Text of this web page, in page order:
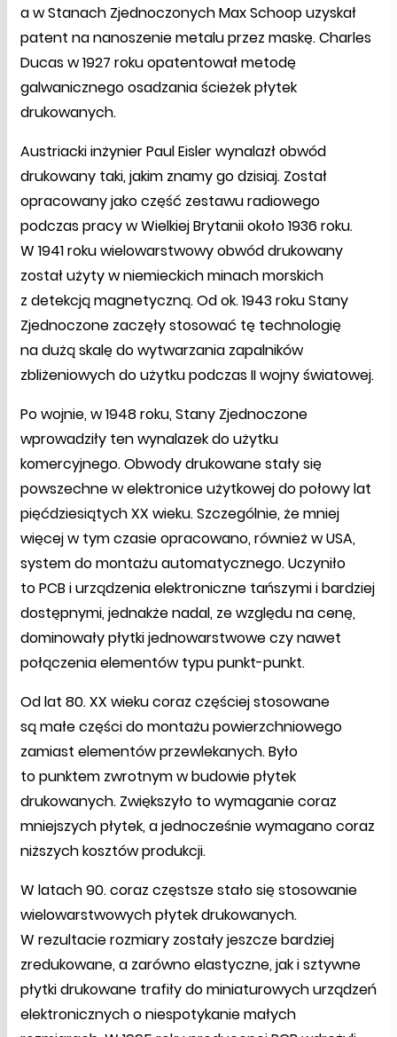
a w Stanach Zjednoczonych Max Schoop uzyskał
patent na nanoszenie metalu przez maskę. Charles
Ducas w 1927 roku opatentował metodę
galwanicznego osadzania ścieżek płytek
drukowanych.
Austriacki inżynier Paul Eisler wynalazł obwód
drukowany taki, jakim znamy go dzisiaj. Został
opracowany jako część zestawu radiowego
podczas pracy w Wielkiej Brytanii około 1936 roku.
W 1941 roku wielowarstwowy obwód drukowany
został użyty w niemieckich minach morskich
z detekcją magnetyczną. Od ok. 1943 roku Stany
Zjednoczone zaczęły stosować tę technologię
na dużą skalę do wytwarzania zapalników
zbliżeniowych do użytku podczas II wojny światowej.
Po wojnie, w 1948 roku, Stany Zjednoczone
wprowadziły ten wynalazek do użytku
komercyjnego. Obwody drukowane stały się
powszechne w elektronice użytkowej do połowy lat
pięćdziesiątych XX wieku. Szczególnie, że mniej
więcej w tym czasie opracowano, również w USA,
system do montażu automatycznego. Uczyniło
to PCB i urządzenia elektroniczne tańszymi i bardziej
dostępnymi, jednakże nadal, ze względu na cenę,
dominowały płytki jednowarstwowe czy nawet
połączenia elementów typu punkt-punkt.
Od lat 80. XX wieku coraz częściej stosowane
są małe części do montażu powierzchniowego
zamiast elementów przewlekanych. Było
to punktem zwrotnym w budowie płytek
drukowanych. Zwiększyło to wymaganie coraz
mniejszych płytek, a jednocześnie wymagano coraz
niższych kosztów produkcji.
W latach 90. coraz częstsze stało się stosowanie
wielowarstwowych płytek drukowanych.
W rezultacie rozmiary zostały jeszcze bardziej
zredukowane, a zarówno elastyczne, jak i sztywne
płytki drukowane trafiły do miniaturowych urządzeń
elektronicznych o niespotykanie małych